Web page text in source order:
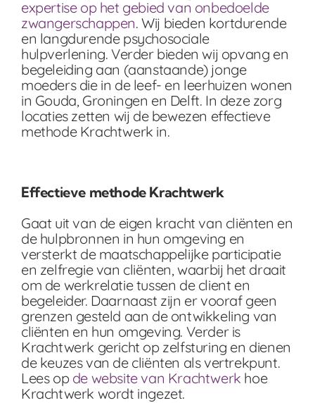
expertise op het gebied van onbedoelde
zwangerschappen. Wij bieden kortdurende
en langdurende psychosociale
hulpverlening. Verder bieden wij opvang en
begeleiding aan (aanstaande) jonge
moeders die in de leef- en leerhuizen wonen
in Gouda, Groningen en Delft. In deze zorg
locaties zetten wij de bewezen effectieve
methode Krachtwerk in.
Effectieve methode Krachtwerk
Gaat uit van de eigen kracht van cliënten en
de hulpbronnen in hun omgeving en
versterkt de maatschappelijke participatie
en zelfregie van cliënten, waarbij het draait
om de werkrelatie tussen de client en
begeleider. Daarnaast zijn er vooraf geen
grenzen gesteld aan de ontwikkeling van
cliënten en hun omgeving. Verder is
Krachtwerk gericht op zelfsturing en dienen
de keuzes van de cliënten als vertrekpunt.
Lees op de website van Krachtwerk hoe
Krachtwerk wordt ingezet.